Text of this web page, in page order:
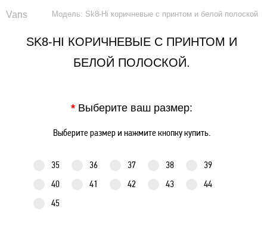
Vans Модель: Sk8-Hi коричневые с принтом и белой полоской
SK8-HI КОРИЧНЕВЫЕ С ПРИНТОМ И
БЕЛОЙ ПОЛОСКОЙ.
* Выберите ваш размер:
Выберите размер и нажмите кнопку купить.
35 36 37 38
39
40
41 42 43
44
45